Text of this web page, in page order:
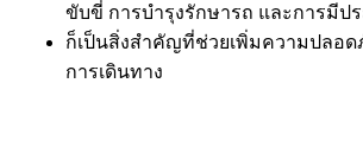
ขับขี่ การบำรุงรักษารถ และการมีป
ก็เป็นสิ่งสำคัญที่ช่วยเพิ่มความปลอ
การเดินทาง